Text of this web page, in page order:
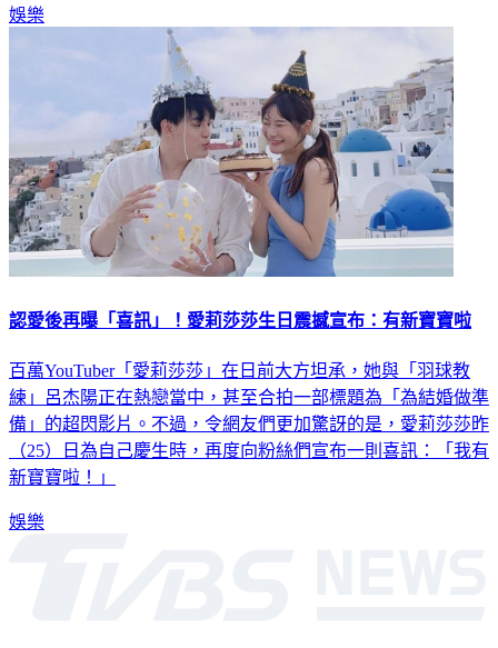
娛樂
認愛後再曝「喜訊」！愛莉莎莎生日震撼宣布：有新寶寶啦
百萬YouTuber「愛莉莎莎」在日前大方坦承，她與「羽球教
練」呂杰陽正在熱戀當中，甚至合拍一部標題為「為結婚做準
備」的超閃影片。不過，令網友們更加驚訝的是，愛莉莎莎昨
（25）日為自己慶生時，再度向粉絲們宣布一則喜訊：「我有
新寶寶啦！」
娛樂